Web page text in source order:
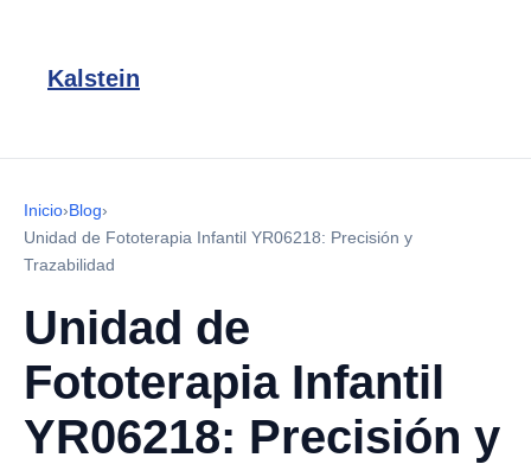
Kalstein
Inicio›Blog›
Unidad de Fototerapia Infantil YR06218: Precisión y
Trazabilidad
Unidad de
Fototerapia Infantil
YR06218: Precisión y